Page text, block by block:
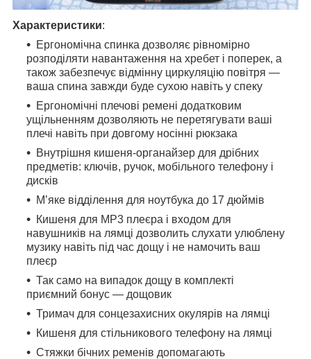
Характеристики:
Ергономічна спинка дозволяє рівномірно
розподіляти навантаження на хребет і поперек, а
також забезпечує відмінну циркуляцію повітря —
ваша спина завжди буде сухою навіть у спеку
Ергономічні плечові ремені додатковим
ущільненням дозволяють не перетягувати ваші
плечі навіть при довгому носінні рюкзака
Внутрішня кишеня-органайзер для дрібних
предметів: ключів, ручок, мобільного телефону і
дисків
М’яке відділення для ноутбука до 17 дюймів
Кишеня для MP3 плеєра і входом для
навушників на лямці дозволить слухати улюблену
музику навіть під час дощу і не намочить ваш
плеєр
Так само на випадок дощу в комплекті
приємний бонус — дощовик
Тримач для сонцезахисних окулярів на лямці
Кишеня для стільникового телефону на лямці
Стяжки бічних ременів допомагають